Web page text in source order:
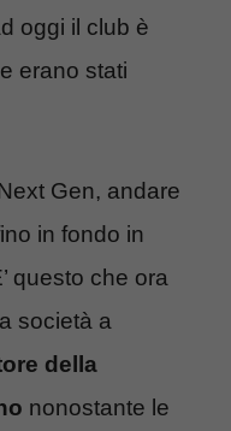
oggi il club è
erano stati
Gen, andare
in fondo in
questo che ora
società a
della
nonostante le